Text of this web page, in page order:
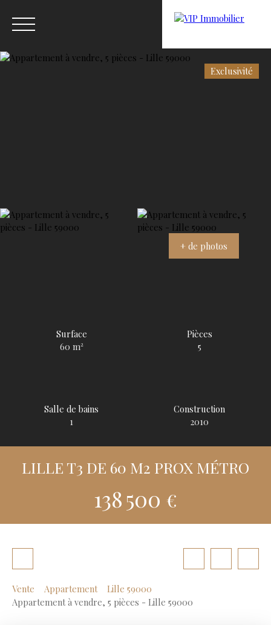
Estimation
Exclusivité
+ de photos
Surface
60 m²
Pièces
5
Salle de bains
1
Construction
2010
LILLE T3 DE 60 M2 PROX MÉTRO
138 500 €
Vente Appartement
Lille 59000
Appartement à vendre, 5 pièces - Lille 59000